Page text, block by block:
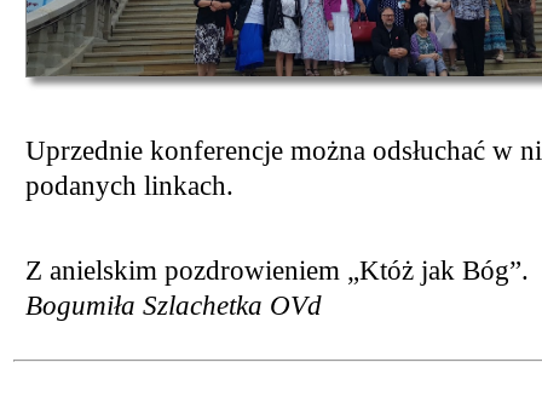
Uprzednie konferencje można odsłuchać w
podanych linkach.
Z anielskim pozdrowieniem „Któż jak Bóg”.
Bogumiła Szlachetka OVd